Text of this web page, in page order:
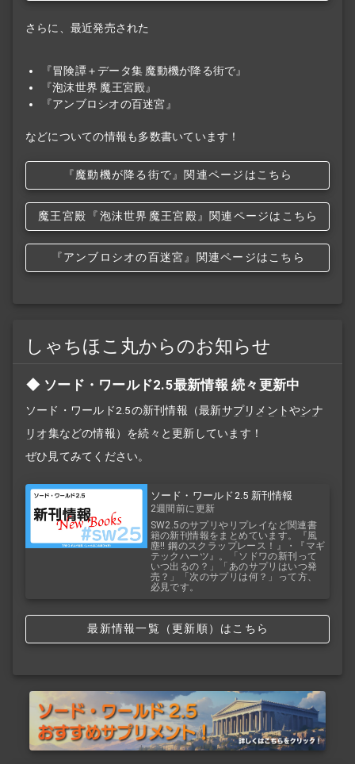
さらに、最近発売された
『冒険譚＋データ集 魔動機が降る街で』
『泡沫世界 魔王宮殿』
『アンブロシオの百迷宮』
などについての情報も多数書いています！
『魔動機が降る街で』関連ページはこちら
魔王宮殿 『泡沫世界 魔王宮殿』関連ページはこちら
『アンブロシオの百迷宮』関連ページはこちら
しゃちほこ丸からのお知らせ
ソード・ワールド2.5最新情報 続々更新中
ソード・ワールド2.5の新刊情報（最新サプリメントやシナ
リオ集などの情報）を続々と更新しています！
ぜひ見てみてください。
ソード・ワールド2.5 新刊情報
2週間前に更新
SW2.5のサプリやリプレイなど関連書
籍の新刊情報をまとめています。『風
塵!! 鋼のスクラップレース！』・『マギ
テックハーツ』。「ソドワの新刊って
いつ出るの？」「あのサプリはいつ発
売？」「次のサプリは何？」って方、
必見です。
最新情報一覧（更新順）はこちら